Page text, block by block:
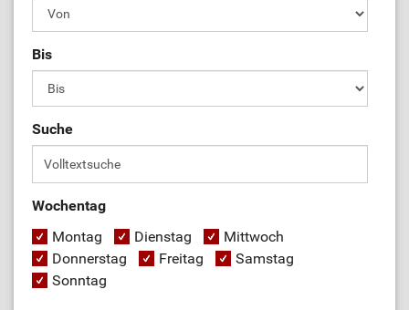
Bis
Suche
Wochentag
Montag
Dienstag
Mittwoch
Donnerstag
Freitag
Samstag
Sonntag